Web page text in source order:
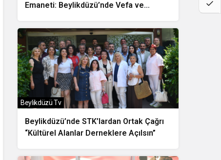
Emaneti: Beylikdüzü’nde Vefa ve
Beylikdüzü’nde STK’lardan Ortak Çağrı
“Kültürel Alanlar Derneklere Açılsın”
Beylikdüzü Tv